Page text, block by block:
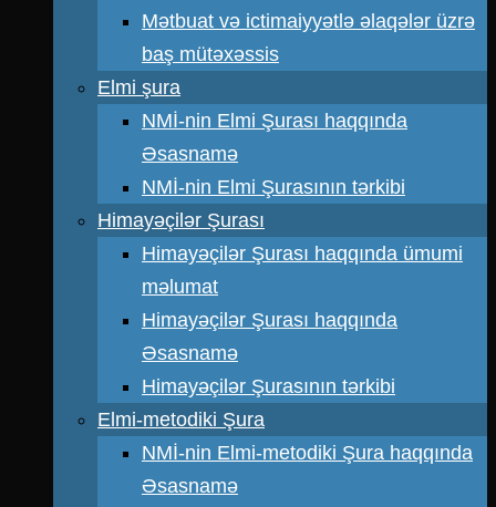
Mətbuat və ictimaiyyətlə əlaqələr üzrə
baş mütəxəssis
Elmi şura
NMİ-nin Elmi Şurası haqqında
Əsasnamə
NMİ-nin Elmi Şurasının tərkibi
Himayəçilər Şurası
Himayəçilər Şurası haqqında ümumi
məlumat
Himayəçilər Şurası haqqında
Əsasnamə
Himayəçilər Şurasının tərkibi
Elmi-metodiki Şura
NMİ-nin Elmi-metodiki Şura haqqında
Əsasnamə